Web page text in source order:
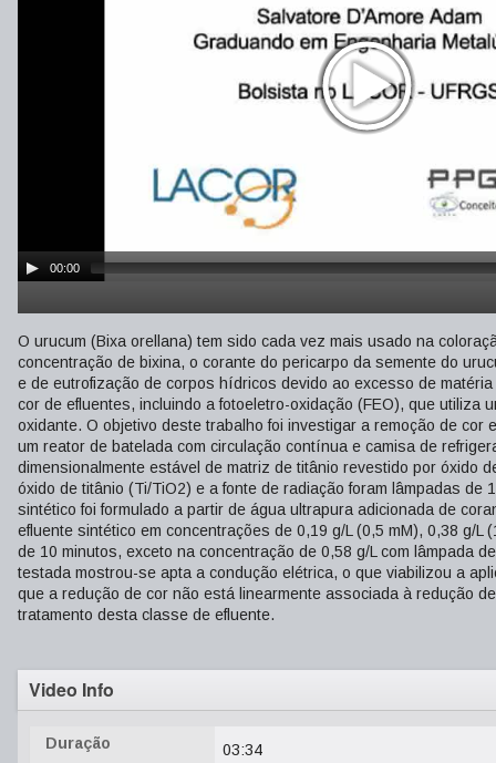
00:00
O urucum (Bixa orellana) tem sido cada vez mais usado na
concentração de bixina, o corante do pericarpo da semente do
e de eutrofização de corpos hídricos devido ao excesso de
cor de efluentes, incluindo a fotoeletro-oxidação (FEO), que utiliza
oxidante. O objetivo deste trabalho foi investigar a remoção de
um reator de batelada com circulação contínua e camisa de
dimensionalmente estável de matriz de titânio revestido por óxido
óxido de titânio (Ti/TiO2) e a fonte de radiação foram lâmpadas
sintético foi formulado a partir de água ultrapura adicionada de
efluente sintético em concentrações de 0,19 g/L (0,5 mM), 0,38 g/
de 10 minutos, exceto na concentração de 0,58 g/L com lâmpada
testada mostrou-se apta a condução elétrica, o que viabilizou a
que a redução de cor não está linearmente associada à redução
tratamento desta classe de efluente.
Video Info
Duração 03:34